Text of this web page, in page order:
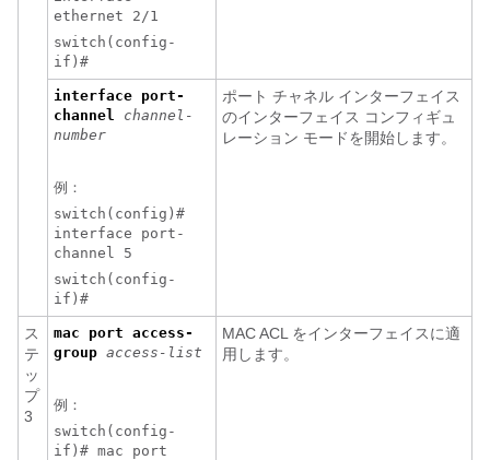
ethernet 2/1
switch(config-
if)#
interface port-
channel
channel-
number
例：
switch(config)#
interface port-
channel 5
switch(config-
if)#
ポート チャネル インターフェイス
のインターフェイス コンフィギュ
レーション モードを開始します。
ス
テ
ッ
プ
3
mac port access-
group access-list
例：
switch(config-
if)# mac port
MAC ACL をインターフェイスに適
用します。